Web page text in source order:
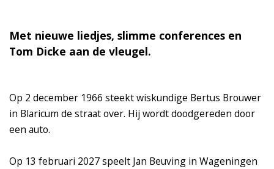
Met nieuwe liedjes, slimme conferences en
Tom Dicke aan de vleugel.
Op 2 december 1966 steekt wiskundige Bertus Brouwer
in Blaricum de straat over. Hij wordt doodgereden door
een auto.
Op 13 februari 2027 speelt Jan Beuving in Wageningen